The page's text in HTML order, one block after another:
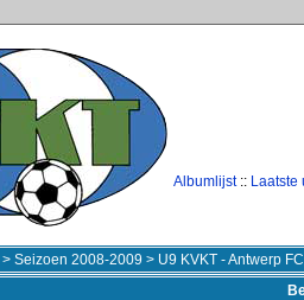
Albumlijst:: Laatste
> Seizoen 2008-2009 > U9 KVKT - Antwerp